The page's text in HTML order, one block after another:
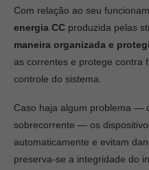
Com relação ao seu
energia CC produzida pelas
maneira organizada e
as correntes e protege contra
controle do sistema.
Caso haja algum problema —
sobrecorrente — os
automaticamente e evitam
preserva-se a integridade do